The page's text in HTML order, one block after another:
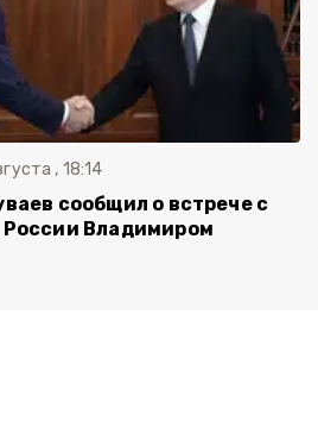
, 18:14
сообщил о встрече с
Владимиром